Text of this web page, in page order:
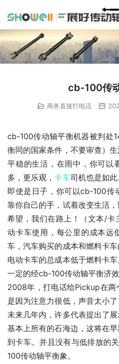
cb-100传
商务直接打电话
cb-100传动轴平衡机器被判处
衡同的国家条件，不要审查）
平稳的生活，在雨中，你可以
多，更乐观，卡车司机也是如
即使是日子，你可以cb-100传
靠你自己的手，试着改变生活
希望，我们在路上！（文本/卡
动卡车使用，每公里的成本远
车，汽车购买的成本和燃料卡
电动卡车的总成本低于燃料卡
一定的经cb-100传动轴平衡济效
2008年，打电话给Pickup在两
是因为注意力很低，声音太小
未来几年内，许多代表提出了
基本上所有的石海边，这将在
到卡车。并且没有与低排放的
100传动轴平衡象。